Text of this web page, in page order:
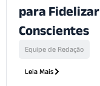
para
Conscientes
Equipe de Redação
Leia Mais